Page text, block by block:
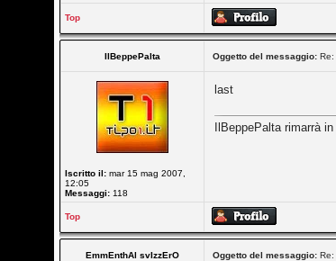
Top
IlBeppePalta Oggetto del messaggio: Re:
Iscritto il: mar 15 mag 2007,
12:05
Messaggi: 118
last
IlBeppePalta rimarrà
Top
EmmEnthAl svIzzErO Oggetto del messaggio: Re: